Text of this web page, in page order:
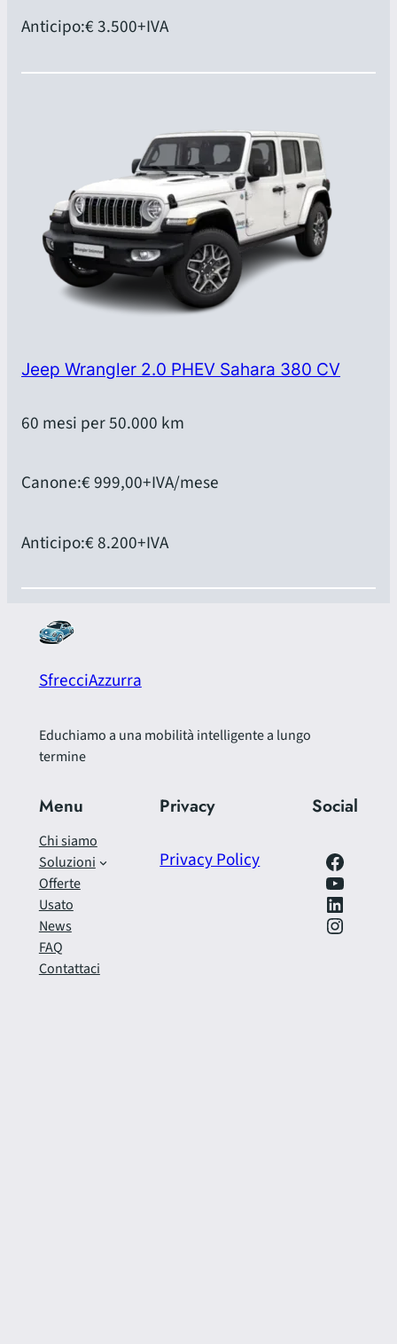
Anticipo:€ 3.500+IVA
Jeep Wrangler 2.0 PHEV Sahara 380 CV
60 mesi per 50.000 km
Canone:€ 999,00+IVA/mese
Anticipo:€ 8.200+IVA
SfrecciAzzurra
Educhiamo a una mobilità intelligente a lungo
termine
Menu
Chi siamo
Soluzioni
Offerte
Usato
News
FAQ
Contattaci
Privacy
Privacy Policy
Social
Facebook
https://www.youtube.com/@SfrecciAzzurra
LinkedIn
Instagram